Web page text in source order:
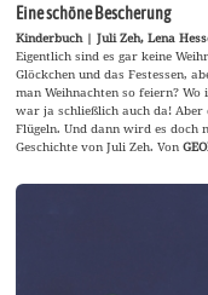
Eine schöne Bescherung
Kinderbuch | Juli Zeh, Lena
Eigentlich sind es gar keine
Glöckchen und das Festessen,
man Weihnachten so feiern?
war ja schließlich auch da! Aber
Flügeln. Und dann wird es doch
Geschichte von Juli Zeh. Von